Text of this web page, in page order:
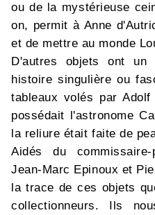
ou de la mystérieuse
on, permit à Anne
et de mettre au monde
D'autres objets ont un
histoire singulière ou
tableaux volés par
possédait l'astronome
la reliure était faite de
Aidés du
Jean-Marc Epinoux et
la trace de ces objets
collectionneurs. Ils